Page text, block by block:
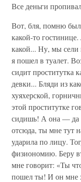
Все деньги
Вот, бля, помню
какой-то
какой... Ну, мы
я пошел в туалет.
сидит проститутка
девки... Бляди из
хуяхерской,
этой проститутке
сидишь! А она —
отсюда, ты мне тут
ударила по лицу.
физиономию. Беру
мне говорит: «Ты
пошел ты! И он мне